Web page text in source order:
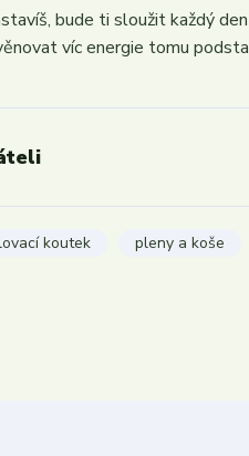
bude ti sloužit každý
víc energie tomu
koutek pleny a koše